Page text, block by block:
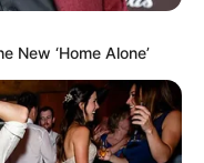
New ‘Home Alone’